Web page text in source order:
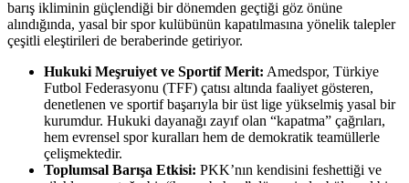
barış ikliminin güçlendiği bir dönemden geçtiği göz önüne
alındığında, yasal bir spor kulübünün kapatılmasına yönelik talepler
çeşitli eleştirileri de beraberinde getiriyor.
Hukuki Meşruiyet ve Sportif Merit: Amedspor, Türkiye
Futbol Federasyonu (TFF) çatısı altında faaliyet gösteren,
denetlenen ve sportif başarıyla bir üst lige yükselmiş yasal bir
kurumdur. Hukuki dayanağı zayıf olan “kapatma” çağrıları,
hem evrensel spor kuralları hem de demokratik teamüllerle
çelişmektedir.
Toplumsal Barışa Etkisi: PKK’nın kendisini feshettiği ve